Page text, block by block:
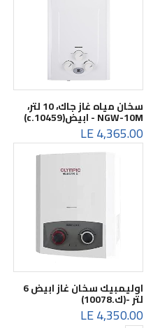
سخان مياه غاز جاك، 10 لتر،
NGW-10M - ابيض(c.10459)
4,365.00 LE
اوليمبيك سخان غاز ابيض 6
لتر -(ك.10078)
4,350.00 LE